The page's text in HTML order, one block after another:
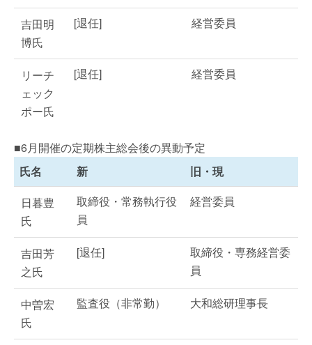
吉田明
博氏
[退任] 経営委員
リーチ
ェック
ポー氏
[退任] 経営委員
■6月開催の定期株主総会後の異動予定
氏名
新
旧・現
日暮豊
氏
取締役・常務執行役
員
経営委員
吉田芳
之氏
[退任]
取締役・専務経営委
員
中曽宏
氏
監査役（非常勤） 大和総研理事長